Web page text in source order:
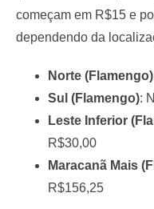
começam em R$15 e
dependendo da
Norte (Flamengo)
Sul (Flamengo):
Leste Inferior
R$30,00
Maracanã Mais
R$156,25